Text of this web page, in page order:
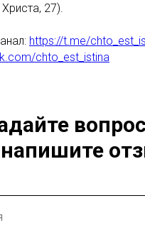
27).
https://t.me/
chto_est_istina
напишите